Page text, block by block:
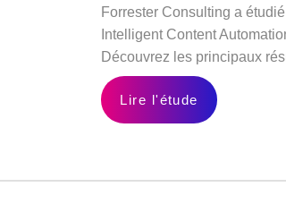
Forrester Consulting a
Intelligent Content
Découvrez les principaux
Lire l'étude